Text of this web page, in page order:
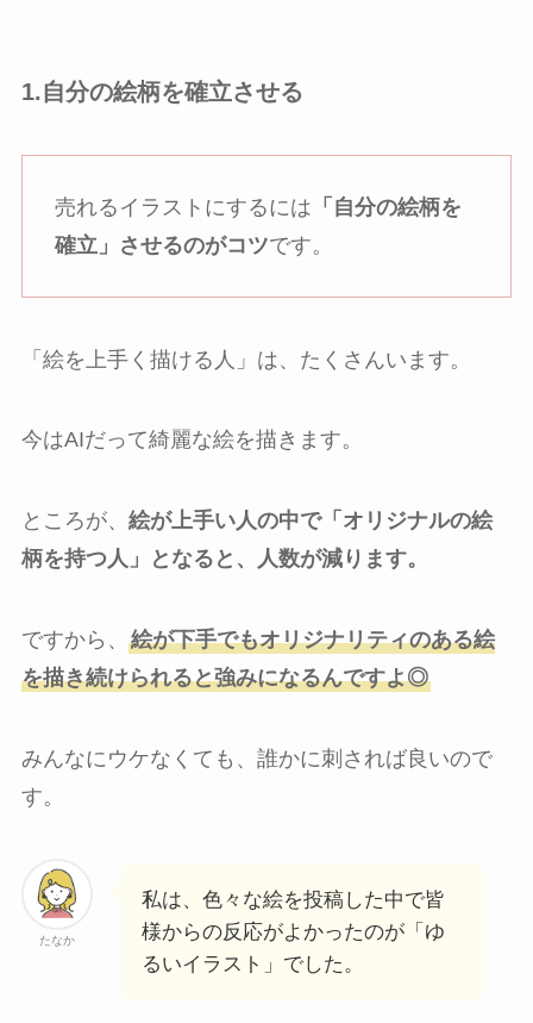
1.自分の絵柄を確立させる
売れるイラストにするには 「自分の絵柄を
確立」させるのがコツです。
「絵を上手く描ける人」は、たくさんいます。
今はAIだって綺麗な絵を描きます。
ところが、 絵が上手い人の中で「オリジナルの絵
柄を持つ人」となると、人数が減ります。
ですから、 絵が下手でもオリジナリティのある絵
を描き続けられると強みになるんですよ◎
みんなにウケなくても、誰かに刺されば良いので
す。
たなか
私は、色々な絵を投稿した中で皆
様からの反応がよかったのが「ゆ
るいイラスト」でした。